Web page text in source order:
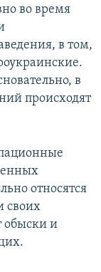
во время
в том,
в
происходят
относятся
своих
обыски и